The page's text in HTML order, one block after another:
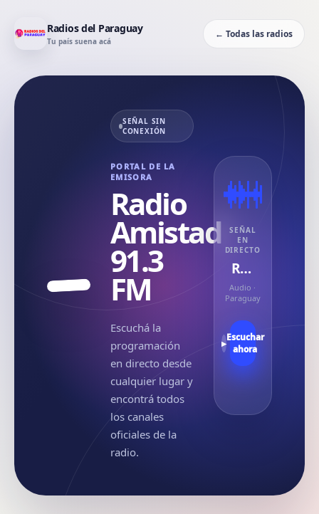
Radios del Paraguay
Tu país suena acá
← Todas las radios
SEÑAL SIN
CONEXIÓN
PORTAL DE LA
EMISORA
Radio
Amistad
91.3
FM
Escuchá la
programación
en directo desde
cualquier lugar y
encontrá todos
los canales
oficiales de la
radio.
SEÑAL
EN
DIRECTO
Radio Amistad 91.3 FM
Audio ·
Paraguay
▶Escuchar
ahora